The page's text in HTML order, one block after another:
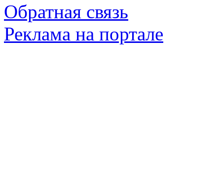
Обратная связь
Реклама на портале